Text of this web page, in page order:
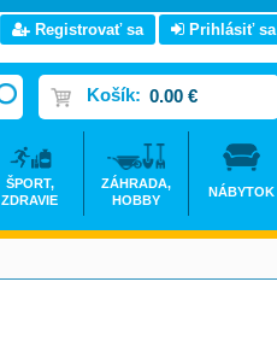
Registrovať sa Prihlásiť sa
Košík: 0.00 €
ŠPORT,
ZDRAVIE
ZÁHRADA,
HOBBY
NÁBYTOK